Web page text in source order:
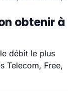
obtenir à
débit le plus
Telecom, Free,